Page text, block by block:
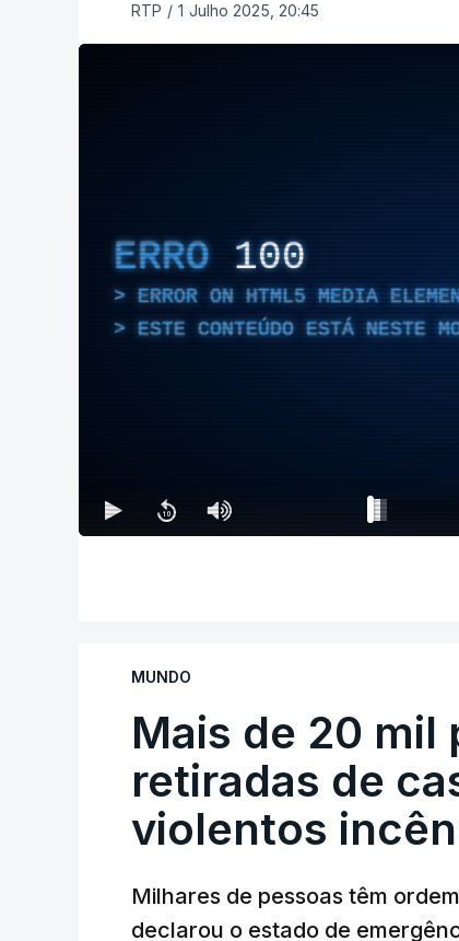
RTP / 1 Julho 2025, 20:45
ERRO 100
ERROR ON HTML5 MEDIA
ESTE CONTEÚDO ESTÁ NESTE
MUNDO
Mais de 20 mil
retiradas de
violentos
Milhares de pessoas têm
declarou o estado de